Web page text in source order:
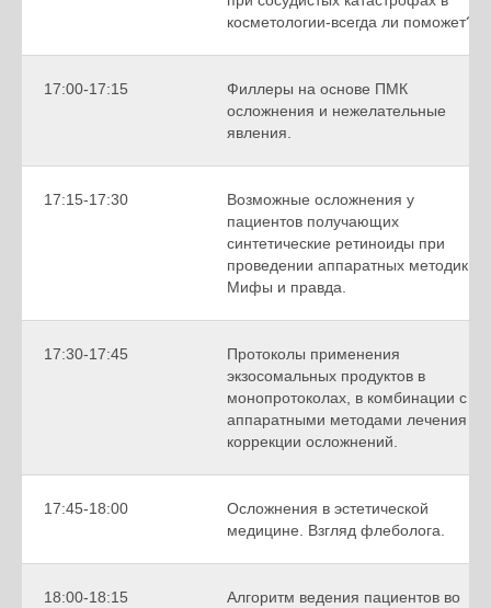
косметологии-всегда ли поможет?
17:00-17:15
Филлеры на основе ПМК
осложнения и нежелательные
явления.
17:15-17:30
Возможные осложнения у
пациентов получающих
синтетические ретиноиды при
проведении аппаратных методик.
Мифы и правда.
17:30-17:45
Протоколы применения
экзосомальных продуктов в
монопротоколах, в комбинации с
аппаратными методами лечения в
коррекции осложнений.
17:45-18:00
Осложнения в эстетической
медицине. Взгляд флеболога.
18:00-18:15
Алгоритм ведения пациентов во